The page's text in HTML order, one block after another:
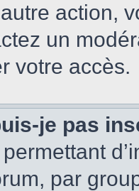
action,
un
votre accès.
je pas
par